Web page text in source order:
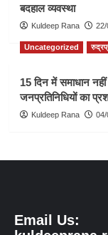
बदहाल व्यवस्था
Kuldeep Rana 22/
Uncategorized
15 दिन में समाधान
जनप्रतिनिधियों का
Kuldeep Rana 04/
Email Us: